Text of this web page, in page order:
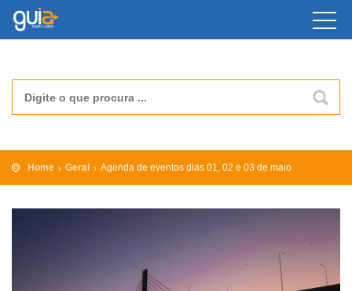
Home Geral Agenda de eventos dias 01, 02 e 03 de maio